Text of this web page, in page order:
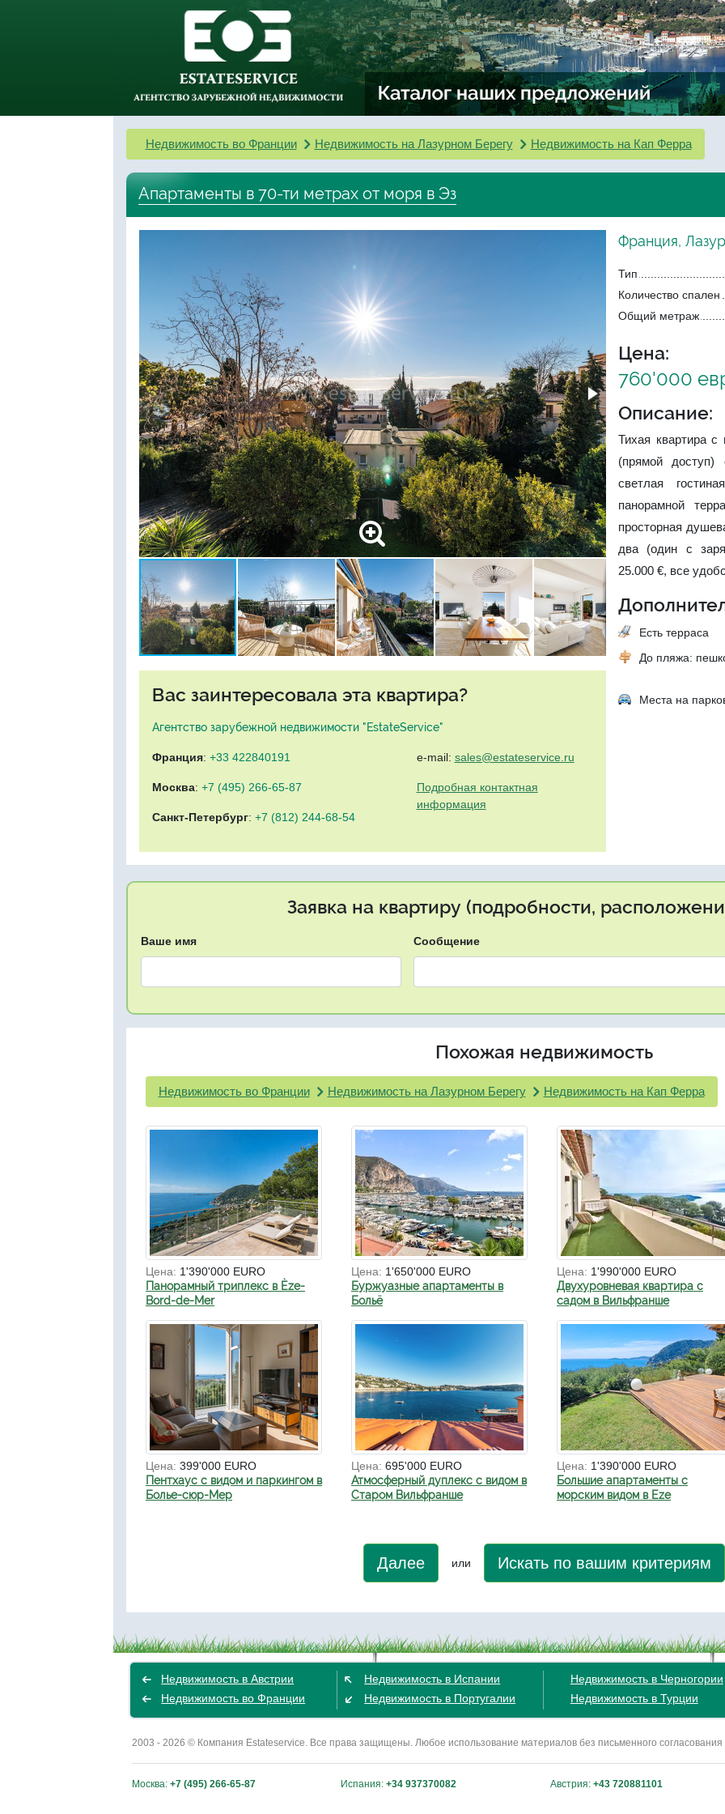
Недвижимость во Франции Недвижимость на Лазурном Берегу Недвижимость на Кап Ферра
Апартаменты в 70-ти метрах от моря в Эз
Вас заинтересовала эта квартира?
Агентство зарубежной недвижимости "EstateService"
Франция: +33 422840191
Москва: +7 (495) 266-65-87
Санкт-Петербург: +7 (812) 244-68-54
e-mail: sales@estateservice.ru
Подробная контактная
информация
Франция,
Тип
Количество спален
Общий метраж
Цена:
760'000
Описание:
Тихая квартира
(прямой
светлая
панорамной
просторная
два (один с
25.000 €, все
Есть терраса
До пляжа:
Места на
Заявка на квартиру (подробности,
Ваше имя Сообщение
Похожая недвижимость
Недвижимость во Франции Недвижимость на Лазурном Берегу Недвижимость на Кап Ферра
Цена: 1'390'000 EURO
Панорамный триплекс в Èze-
Bord-de-Mer
Цена: 1'650'000 EURO
Буржуазные апартаменты в
Больё
Цена: 1'990'000 EURO
Двухуровневая квартира с
садом в Вильфранше
Цена: 399'000 EURO
Пентхаус с видом и паркингом в
Болье-сюр-Мер
Цена: 695'000 EURO
Атмосферный дуплекс с видом в
Старом Вильфранше
Цена: 1'390'000 EURO
Большие апартаменты с
морским видом в Eze
Далее или Искать по вашим критериям
Недвижимость в Австрии
Недвижимость во Франции
Недвижимость в Испании
Недвижимость в Португалии
Недвижимость в Черногории
Недвижимость в Турции
2003 - 2026 © Компания Estateservice. Все права защищены. Любое использование материалов без письменного
Москва: +7 (495) 266-65-87 Испания: +34 937370082 Австрия: +43 720881101